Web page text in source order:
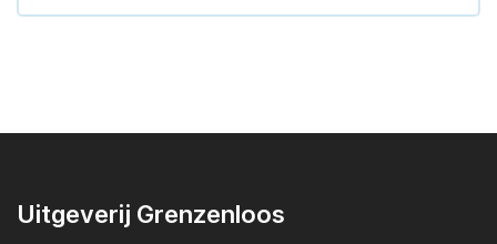
Uitgeverij Grenzenloos